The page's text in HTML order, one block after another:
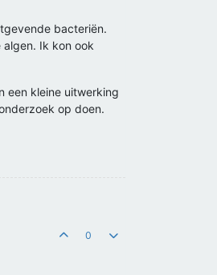
bacteriën.
Ik kon ook
een kleine uitwerking
op doen.
0